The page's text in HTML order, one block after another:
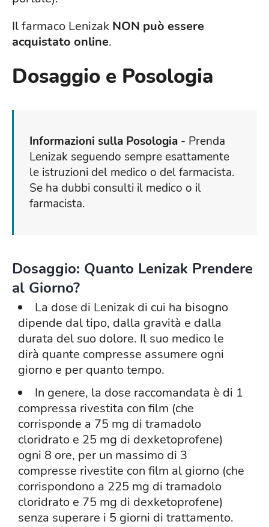
Il farmaco Lenizak NON può essere
acquistato online.
Dosaggio e Posologia
Informazioni sulla Posologia - Prenda
Lenizak seguendo sempre esattamente
le istruzioni del medico o del farmacista.
Se ha dubbi consulti il medico o il
farmacista.
Dosaggio: Quanto Lenizak Prendere
al Giorno?
La dose di Lenizak di cui ha bisogno
dipende dal tipo, dalla gravità e dalla
durata del suo dolore. Il suo medico le
dirà quante compresse assumere ogni
giorno e per quanto tempo.
In genere, la dose raccomandata è di 1
compressa rivestita con film (che
corrisponde a 75 mg di tramadolo
cloridrato e 25 mg di dexketoprofene)
ogni 8 ore, per un massimo di 3
compresse rivestite con film al giorno (che
corrispondono a 225 mg di tramadolo
cloridrato e 75 mg di dexketoprofene)
senza superare i 5 giorni di trattamento.